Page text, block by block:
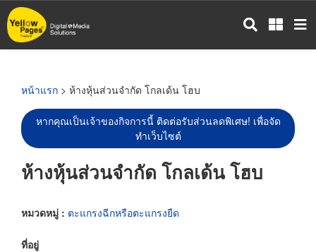
ข้าม
ไป
หน้าแรก > ห้างหุ้นส่วนจำกัด โกลเด้น โฮบ
หากคุณเป็นเจ้าของกิจการนี้ ติดต่อรับส่วนลดพิเศษ! เพื่อจัด
ทำเว็บไซต์
ห้างหุ้นส่วนจำกัด โกลเด้น โฮบ
หมวดหมู่ : ตะแกรงฉีกหรือตะแกรงยืด
ที่อยู่